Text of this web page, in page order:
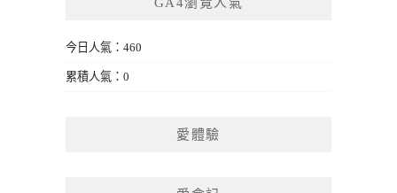
今日人氣：460
累積人氣：0
愛體驗